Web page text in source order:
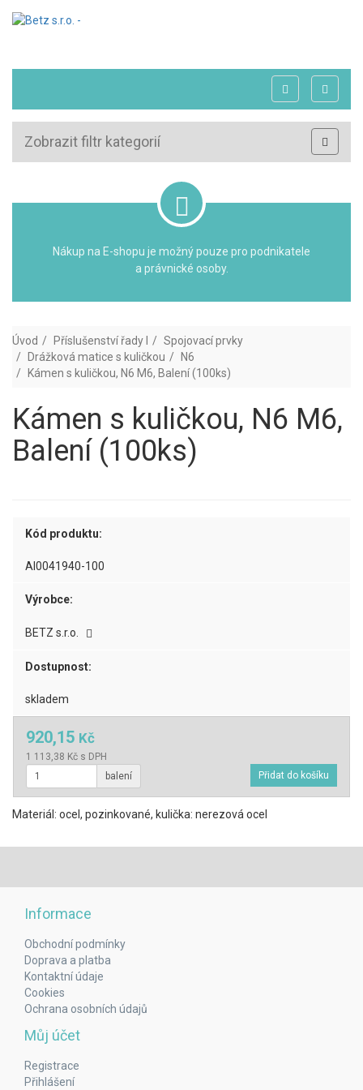
Zobrazit filtr kategorií
Nákup na E-shopu je možný pouze pro podnikatele
a právnické osoby.
Úvod Příslušenství řady I
Spojovací prvky
Drážková matice s kuličkou
N6
Kámen s kuličkou, N6 M6, Balení (100ks)
Kámen s kuličkou, N6 M6,
Balení (100ks)
Kód produktu:
AI0041940-100
Výrobce:
BETZ s.r.o.
Dostupnost:
skladem
920,15 Kč
1 113,38 Kč s DPH
balení
Materiál: ocel, pozinkované, kulička: nerezová ocel
Informace
Obchodní podmínky
Doprava a platba
Kontaktní údaje
Cookies
Ochrana osobních údajů
Můj účet
Registrace
Přihlášení